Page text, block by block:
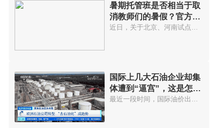
暑期托管班是否相当于取
消教师们的暑假？官方回
应...
国际上几大石油企业却集
体遭到“逼宫”，这是怎么
回事?